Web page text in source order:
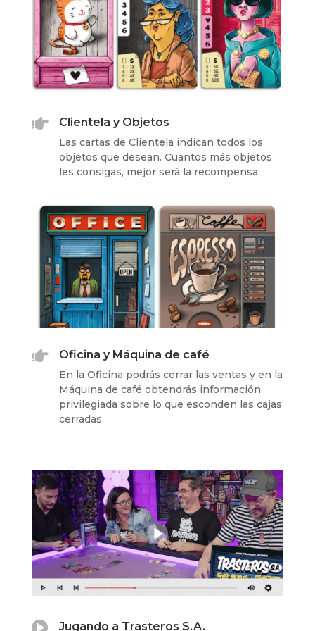
 Clientela y Objetos
Las cartas de Clientela indican todos los
objetos que desean. Cuantos más objetos
les consigas, mejor será la recompensa.
 Oficina y Máquina de café
En la Oficina podrás cerrar las ventas y en la
Máquina de café obtendrás información
privilegiada sobre lo que esconden las cajas
cerradas.
 Jugando a Trasteros S.A.